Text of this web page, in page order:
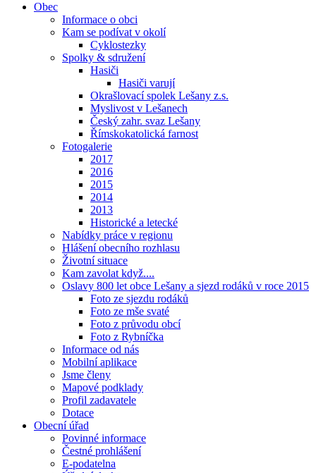
Obec
Informace o obci
Kam se podívat v okolí
Cyklostezky
Spolky & sdružení
Hasiči
Hasiči varují
Okrašlovací spolek Lešany z.s.
Myslivost v Lešanech
Český zahr. svaz Lešany
Římskokatolická farnost
Fotogalerie
2017
2016
2015
2014
2013
Historické a letecké
Nabídky práce v regionu
Hlášení obecního rozhlasu
Životní situace
Kam zavolat když....
Oslavy 800 let obce Lešany a sjezd rodáků v roce 2015
Foto ze sjezdu rodáků
Foto ze mše svaté
Foto z průvodu obcí
Foto z Rybníčka
Informace od nás
Mobilní aplikace
Jsme členy
Mapové podklady
Profil zadavatele
Dotace
Obecní úřad
Povinné informace
Čestné prohlášení
E-podatelna